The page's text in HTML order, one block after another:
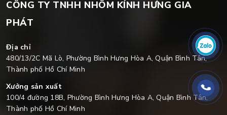
CÔNG TY TNHH NHÔM KÍNH HƯNG GIA
PHÁT
Địa chỉ
480/13/2C Mã Lò, Phường Bình Hưng Hòa A, Quận Bình Tân,
Thành phố Hồ Chí Minh
Xưởng sản xuất
100/4 đường 18B, Phường Bình Hưng Hòa A, Quận Bình Tân,